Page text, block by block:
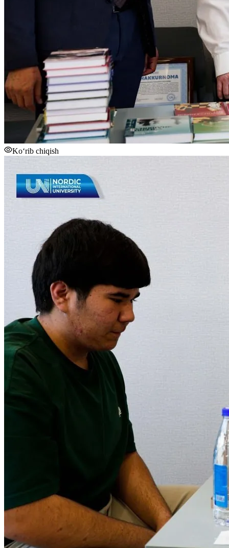
Ko‘rib chiqish